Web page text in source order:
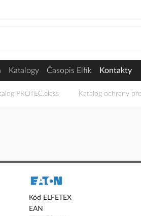
Katalogy Časopis Elfík Kontakty
PROTEC.class Katalog ochrany
Kód ELFETEX
EAN